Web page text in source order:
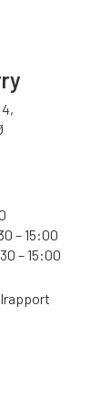
– 15:00
– 15:00